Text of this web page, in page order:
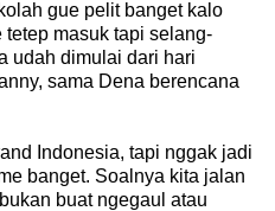
gue pelit banget kalo
masuk tapi selang-
udah dimulai dari hari
sama Dena berencana
Indonesia, tapi nggak jadi
banget. Soalnya kita jalan
buat ngegaul atau